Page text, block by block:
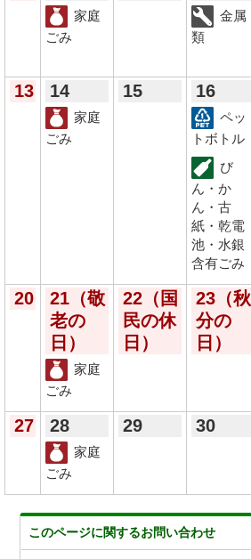
家庭
ごみ
金属
類
13 14
家庭
ごみ
15 16
ペッ
トボトル
び
ん・か
ん・古
紙・乾電
池・水銀
含有ごみ
20 21 （敬
老の
日）
家庭
ごみ
22 （国
民の休
日）
23 （秋
分の
日）
27 28
家庭
ごみ
29 30
このページに関するお問い合わせ